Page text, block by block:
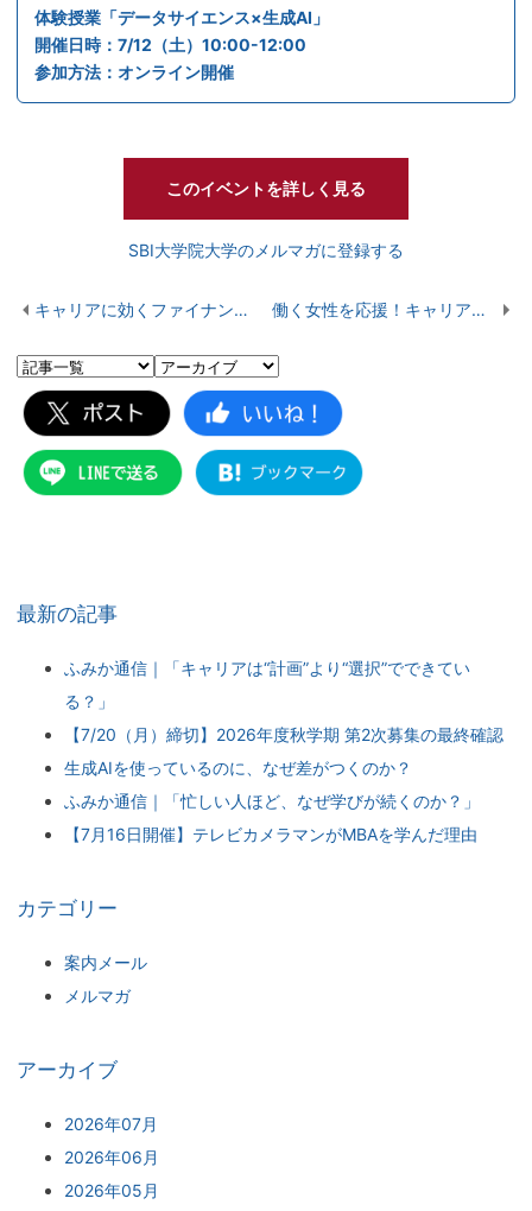
体験授業「データサイエンス×生成AI」
開催日時：7/12（土）10:00-12:00
参加方法：オンライン開催
このイベントを詳しく見る
SBI大学院大学のメルマガに登録する
キャリアに効くファイナンス力！MBAで学ぶ実践知識 働く女性を応援！キャリアとライフイベントのリアルな話
最新の記事
ふみか通信｜「キャリアは“計画”より“選択”でできてい
る？」
【7/20（月）締切】2026年度秋学期 第2次募集の最終確認
生成AIを使っているのに、なぜ差がつくのか？
ふみか通信｜「忙しい人ほど、なぜ学びが続くのか？」
【7月16日開催】テレビカメラマンがMBAを学んだ理由
カテゴリー
案内メール
メルマガ
アーカイブ
2026年07月
2026年06月
2026年05月